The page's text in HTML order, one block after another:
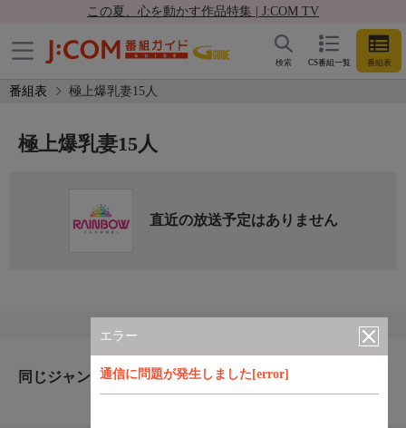
この夏、心を動かす作品特集 | J:COM TV
CS番組一覧 番組表
検索
番組表 極上爆乳妻15人
エラー
通信に問題が発生しました[error]
極上爆乳妻15人
直近の放送予定はありません
同じジャンルのおすすめ番組